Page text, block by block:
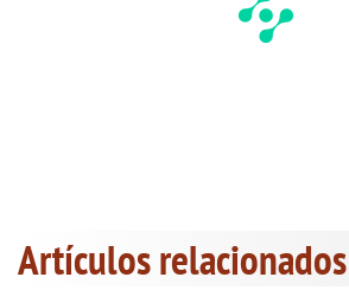
Artículos relacionados